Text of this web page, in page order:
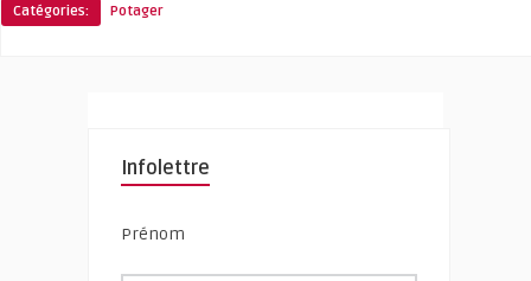
Catégories: Potager
Infolettre
Prénom